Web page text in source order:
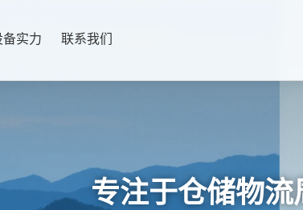
备实力 联系我们
专注于仓储物